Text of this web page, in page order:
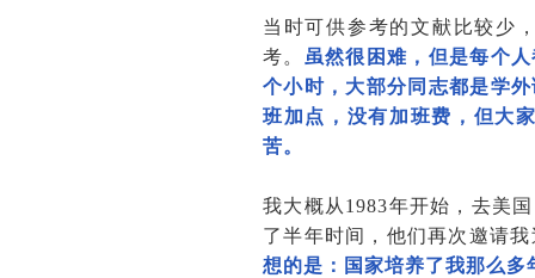
当时可供参考的文献比较少
考。 虽然很困难，但是每个
个小时，大部分同志都是学
班加点，没有加班费，但大
苦。
我大概从1983年开始，去美
了半年时间，他们再次邀请
想的是：国家培养了我那么